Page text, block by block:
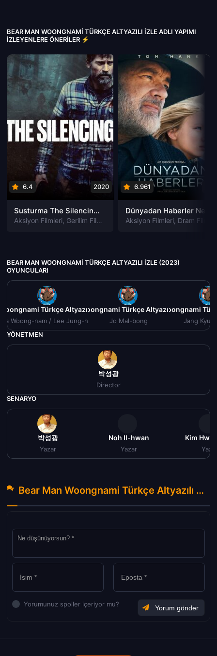
BEAR MAN WOONGNAMI TÜRKÇE ALTYAZILI IZLE ADLI YAPIMI
İZLEYENLERE ÖNERILER ⚡
6.4 2020
Susturma The Silencing izle
Aksiyon Filmleri, Gerilim Filmleri Gizem Filmleri,Suç Filmleri
6.961
Aksiyon Filmleri, Dram Filmleri
BEAR MAN WOONGNAMI TÜRKÇE ALTYAZILI IZLE (2023)
OYUNCULARI
Türkçe Altyazılı izle (2023)
Na Woong-nam / Lee Jung-hak
Bear Man Woongnami Türkçe Altyazılı izle (2023)
Jo Mal-bong
Bear Man Woongnami
Jang
YÖNETMEN
박성광
Director
SENARYO
박성광
Yazar
Noh Il-hwan
Yazar
Kim
Bear Man Woongnami Türkçe Altyazılı izle (2023) Hakkında Yorumlar
Yorumunuz spoiler içeriyor mu?